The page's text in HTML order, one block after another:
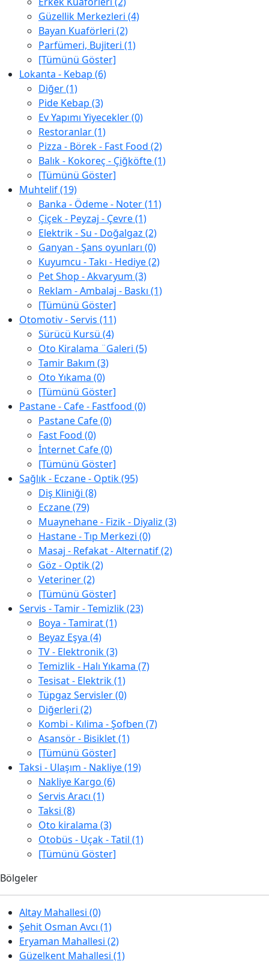
Güzellik Merkezleri (4)
Bayan Kuaförleri (2)
Parfümeri, Bujiteri (1)
[Tümünü Göster]
Lokanta - Kebap (6)
Diğer (1)
Pide Kebap (3)
Ev Yapımı Yiyecekler (0)
Restoranlar (1)
Pizza - Börek - Fast Food (2)
Balık - Kokoreç - Çiğköfte (1)
[Tümünü Göster]
Muhtelif (19)
Banka - Ödeme - Noter (11)
Çiçek - Peyzaj - Çevre (1)
Elektrik - Su - Doğalgaz (2)
Ganyan - Şans oyunları (0)
Kuyumcu - Takı - Hediye (2)
Pet Shop - Akvaryum (3)
Reklam - Ambalaj - Baskı (1)
[Tümünü Göster]
Otomotiv - Servis (11)
Sürücü Kursü (4)
Oto Kiralama ¨Galeri (5)
Tamir Bakım (3)
Oto Yıkama (0)
[Tümünü Göster]
Pastane - Cafe - Fastfood (0)
Pastane Cafe (0)
Fast Food (0)
İnternet Cafe (0)
[Tümünü Göster]
Sağlık - Eczane - Optik (95)
Diş Kliniği (8)
Eczane (79)
Muaynehane - Fizik - Diyaliz (3)
Hastane - Tıp Merkezi (0)
Masaj - Refakat - Alternatif (2)
Göz - Optik (2)
Veteriner (2)
[Tümünü Göster]
Servis - Tamir - Temizlik (23)
Boya - Tamirat (1)
Beyaz Eşya (4)
TV - Elektronik (3)
Temizlik - Halı Yıkama (7)
Tesisat - Elektrik (1)
Tüpgaz Servisler (0)
Diğerleri (2)
Kombi - Kılima - Şofben (7)
Asansör - Bisiklet (1)
[Tümünü Göster]
Taksi - Ulaşım - Nakliye (19)
Nakliye Kargo (6)
Servis Aracı (1)
Taksi (8)
Oto kiralama (3)
Otobüs - Uçak - Tatil (1)
[Tümünü Göster]
Bölgeler
Altay Mahallesi (0)
Şehit Osman Avcı (1)
Eryaman Mahallesi (2)
Güzelkent Mahallesi (1)